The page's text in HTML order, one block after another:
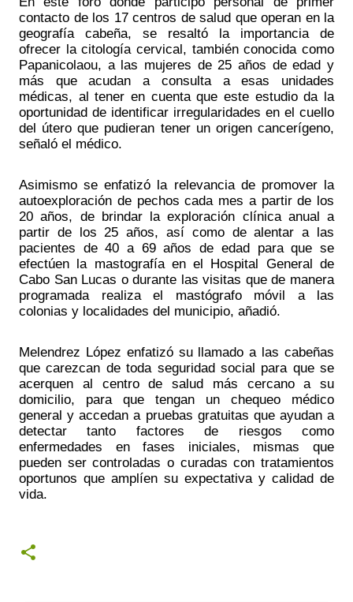
contacto de los 17 centros de salud que operan en la
geografía cabeña, se resaltó la importancia de
ofrecer la citología cervical, también conocida como
Papanicolaou, a las mujeres de 25 años de edad y
más que acudan a consulta a esas unidades
médicas, al tener en cuenta que este estudio da la
oportunidad de identificar irregularidades en el cuello
del útero que pudieran tener un origen cancerígeno,
señaló el médico.
Asimismo se enfatizó la relevancia de promover la
autoexploración de pechos cada mes a partir de los
20 años, de brindar la exploración clínica anual a
partir de los 25 años, así como de alentar a las
pacientes de 40 a 69 años de edad para que se
efectúen la mastografía en el Hospital General de
Cabo San Lucas o durante las visitas que de manera
programada realiza el mastógrafo móvil a las
colonias y localidades del municipio, añadió.
Melendrez López enfatizó su llamado a las cabeñas
que carezcan de toda seguridad social para que se
acerquen al centro de salud más cercano a su
domicilio, para que tengan un chequeo médico
general y accedan a pruebas gratuitas que ayudan a
detectar tanto factores de riesgos como
enfermedades en fases iniciales, mismas que
pueden ser controladas o curadas con tratamientos
oportunos que amplíen su expectativa y calidad de
vida.